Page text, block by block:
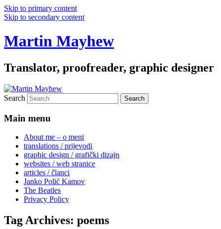
Skip to primary content
Skip to secondary content
Martin Mayhew
Translator, proofreader, graphic designer
Search
Main menu
About me – o meni
translations / prijevodi
graphic design / grafički dizajn
websites / web stranice
articles / članci
Janko Polić Kamov
The Beatles
Privacy Policy
Tag Archives: poems